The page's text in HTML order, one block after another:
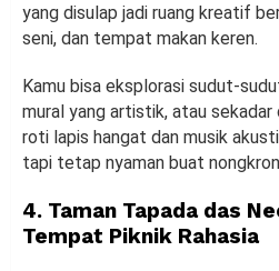
yang disulap jadi ruang kreatif
seni, dan tempat makan keren.
Kamu bisa eksplorasi sudut-
mural yang artistik, atau
roti lapis hangat dan musik
tapi tetap nyaman buat
4. Taman Tapada das
Tempat Piknik Rahasia